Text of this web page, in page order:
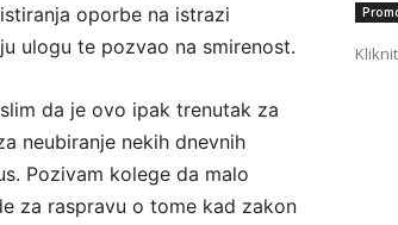
oporbe na istrazi
ulogu te pozvao na smirenost.
da je ovo ipak trenutak za
neubiranje nekih dnevnih
Pozivam kolege da malo
za raspravu o tome kad zakon